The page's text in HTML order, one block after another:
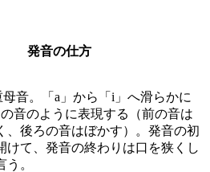
発音の仕方
母音。「a」から「i」へ滑らかに
音のように表現する（前の音は
、後ろの音はぼかす）。発音の初
けて、発音の終わりは口を狭くし
。